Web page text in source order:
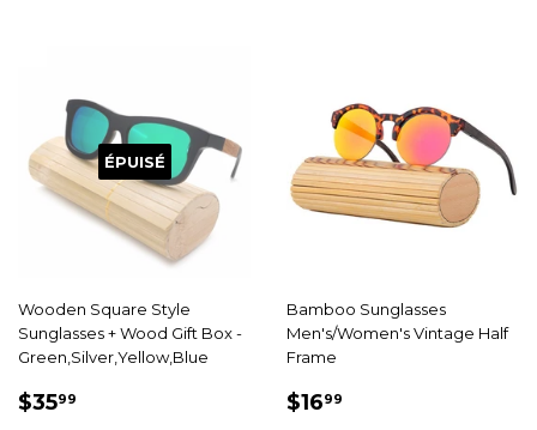
ÉPUISÉ
Wooden Square Style
Sunglasses + Wood Gift Box -
Green,Silver,Yellow,Blue
PRIX
$3599
Bamboo Sunglasses
Men's/Women's Vintage Half
Frame
PRIX
$1699